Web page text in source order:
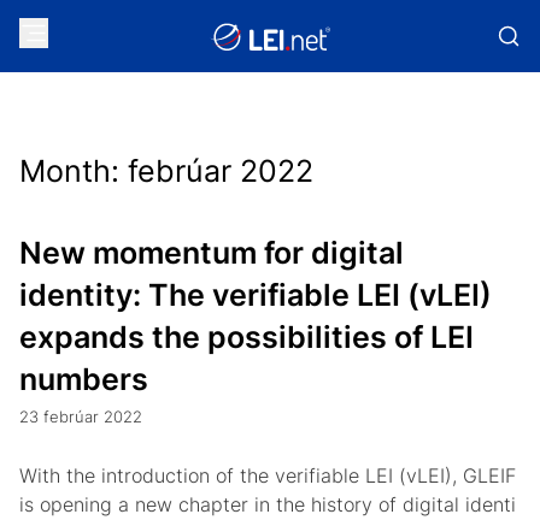
Month: febrúar 2022
New momentum for digital
identity: The verifiable LEI (vLEI)
expands the possibilities of LEI
numbers
23 febrúar 2022
With the introduction of the verifiable LEI (vLEI), GLEIF
is opening a new chapter in the history of digital identi